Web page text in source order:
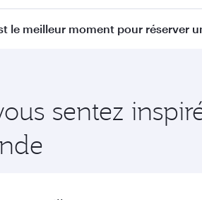
des classes de voyage
le meilleur moment pour réserver
sentez